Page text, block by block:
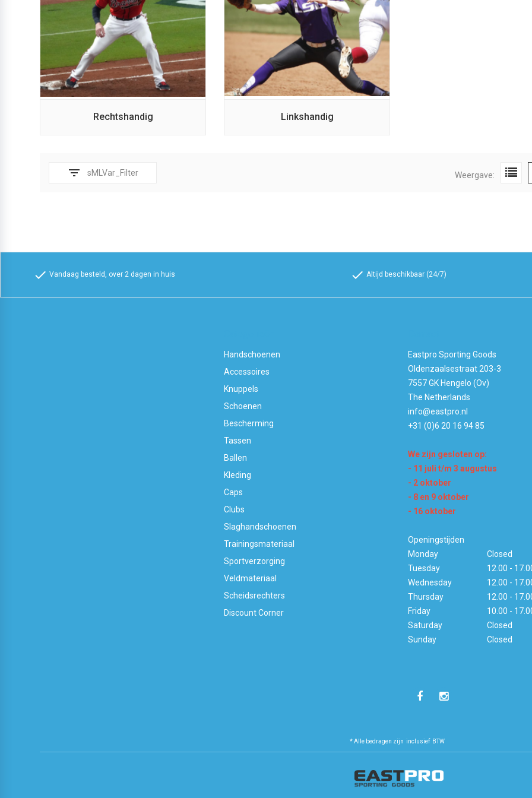
Rechtshandig Linkshandig
filter_list sMLVar_Filter Weergave:
check Vandaag besteld, over 2 dagen in huis check Altijd beschikbaar (24/7)
Handschoenen
Accessoires
Knuppels
Schoenen
Bescherming
Tassen
Ballen
Kleding
Caps
Clubs
Slaghandschoenen
Trainingsmateriaal
Sportverzorging
Veldmateriaal
Scheidsrechters
Discount Corner
Eastpro Sporting Goods
Oldenzaalsestraat 203-3
7557 GK Hengelo (Ov)
The Netherlands
info@eastpro.nl
+31 (0)6 20 16 94 85
We zijn gesloten op:
- 11 juli t/m 3 augustus
- 2 oktober
- 8 en 9 oktober
- 16 oktober
Openingstijden
Monday
Closed
Tuesday
12.00 -
Wednesday
12.00 -
Thursday
12.00 -
Friday
10.00 -
Saturday
Closed
Sunday
Closed
* Alle bedragen zijn inclusief BTW